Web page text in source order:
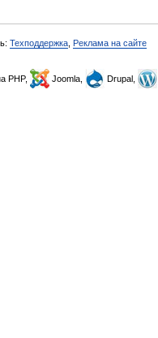
Техподдержка Реклама на сайте
PHP, Joomla, Drupal,